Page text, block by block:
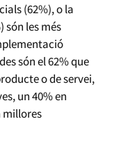
(62%), o la
són les més
són el 62% que
o de servei,
un 40% en
millores